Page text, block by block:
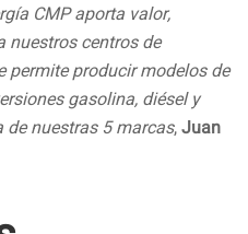
CMP aporta valor,
centros de
permite producir modelos de
gasolina, diésel y
de nuestras 5 marcas,Juan